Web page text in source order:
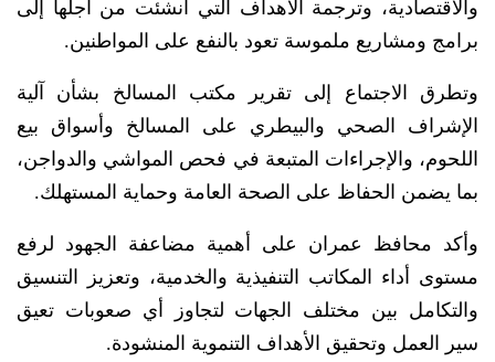
والاقتصادية، وترجمة الأهداف التي أنشئت من أجلها إلى
برامج ومشاريع ملموسة تعود بالنفع على المواطنين.
وتطرق الاجتماع إلى تقرير مكتب المسالخ بشأن آلية
الإشراف الصحي والبيطري على المسالخ وأسواق بيع
اللحوم، والإجراءات المتبعة في فحص المواشي والدواجن،
بما يضمن الحفاظ على الصحة العامة وحماية المستهلك.
وأكد محافظ عمران على أهمية مضاعفة الجهود لرفع
مستوى أداء المكاتب التنفيذية والخدمية، وتعزيز التنسيق
والتكامل بين مختلف الجهات لتجاوز أي صعوبات تعيق
سير العمل وتحقيق الأهداف التنموية المنشودة.